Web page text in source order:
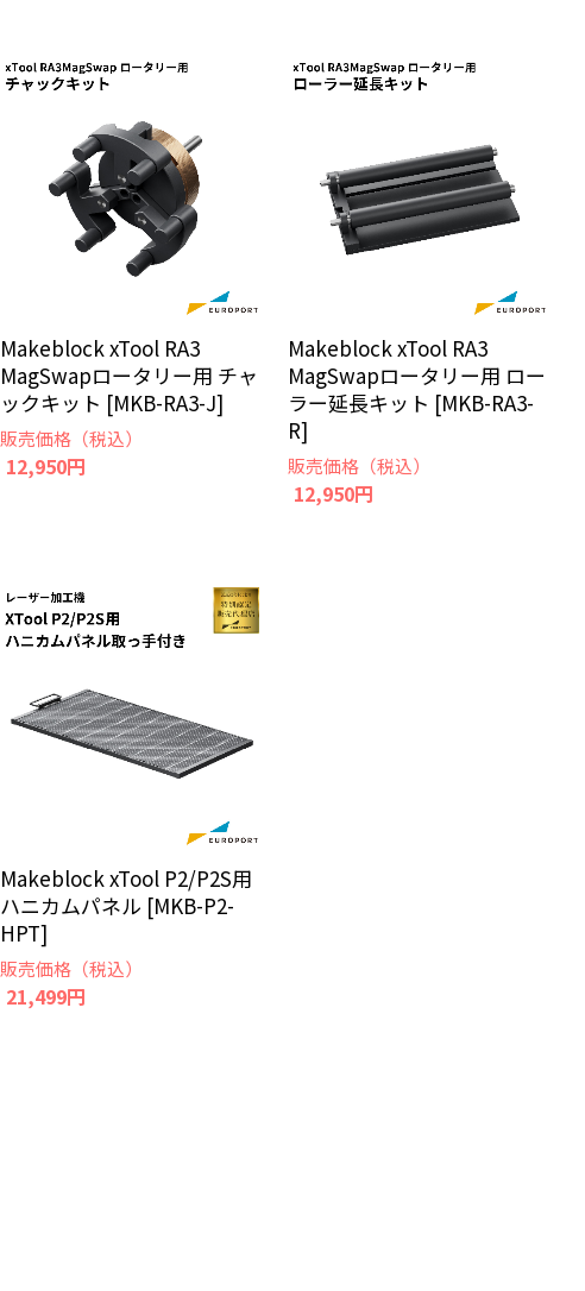
Makeblock xTool RA3
MagSwapロータリー用 チャ
ックキット [MKB-RA3-J]
販売価格（税込）
12,950円
Makeblock xTool RA3
MagSwapロータリー用 ロー
ラー延長キット [MKB-RA3-
R]
販売価格（税込）
12,950円
Makeblock xTool P2/P2S用
ハニカムパネル [MKB-P2-
HPT]
販売価格（税込）
21,499円